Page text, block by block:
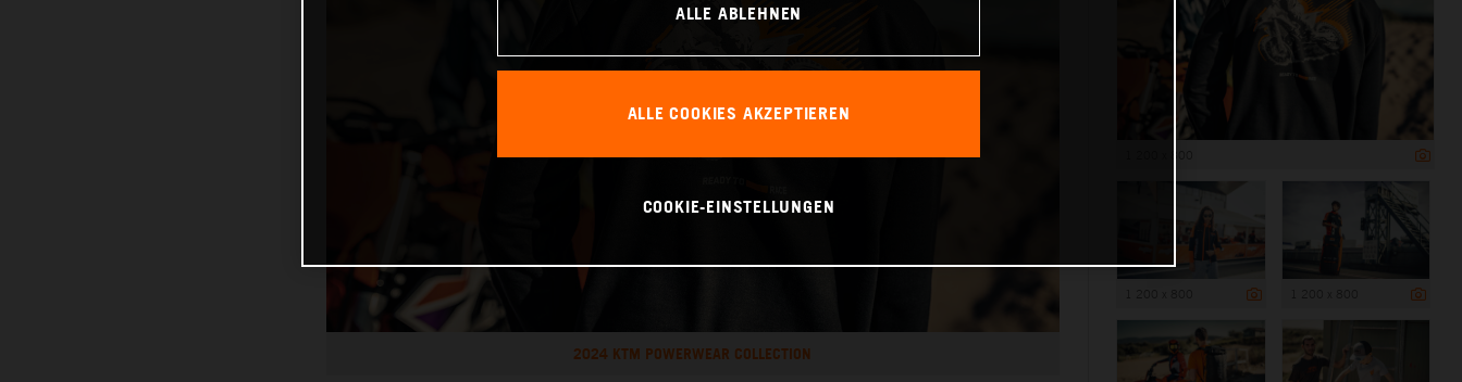
2024 KTM POWERWEAR COLLECTION
ALLE ABLEHNEN
ALLE COOKIES AKZEPTIEREN
COOKIE-EINSTELLUNGEN